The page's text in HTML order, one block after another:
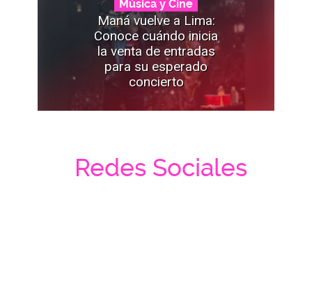
Música y Cine
Maná vuelve a Lima:
Conoce cuándo inicia
la venta de entradas
para su esperado
concierto
Redes Sociales